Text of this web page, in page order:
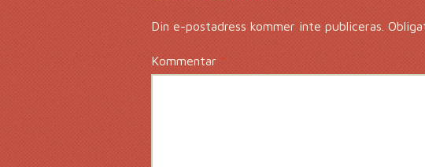
Din e-postadress kommer inte publiceras.
Kommentar*